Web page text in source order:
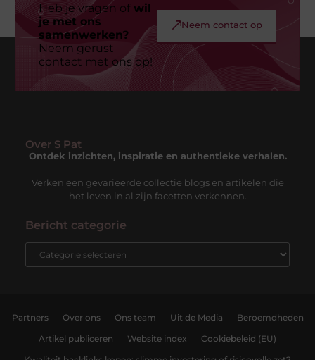
Heb je vragen ofwil
je met ons
samenwerken?
Neem gerust
contact met ons op!
Neem contact op
Over S Pat
Ontdek inzichten, inspiratie en authentieke verhalen.
Verken een gevarieerde collectie blogs en artikelen die
het leven in al zijn facetten verkennen.
Bericht categorie
Partners Over ons Ons team Uit de Media Beroemdheden
Artikel publiceren Website index Cookiebeleid (EU)